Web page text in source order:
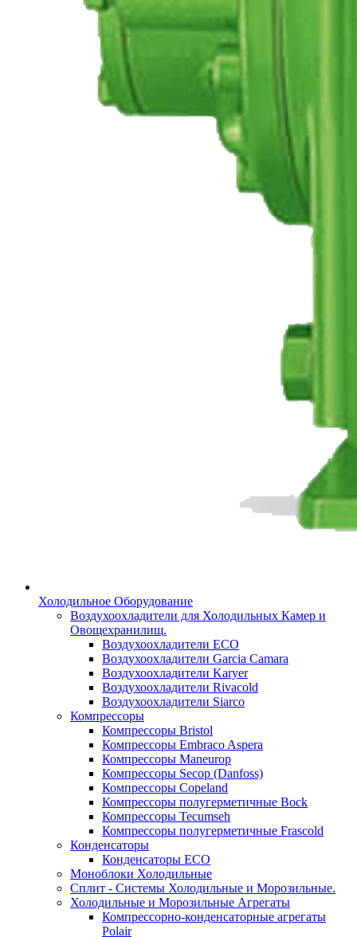
Холодильное Оборудование
Воздухоохладители для Холодильных Камер и
Овощехранилищ.
Воздухоохладители ECO
Воздухоохладители Garcia Camara
Воздухоохладители Karyer
Воздухоохладители Rivacold
Воздухоохладители Siarco
Компрессоры
Компрессоры Bristol
Компрессоры Embraco Aspera
Компрессоры Maneurop
Компрессоры Secop (Danfoss)
Компрессоры Copeland
Компрессоры полугерметичные Bock
Компрессоры Tecumseh
Компрессоры полугерметичные Frascold
Конденсаторы
Конденсаторы ECO
Моноблоки Холодильные
Сплит - Системы Холодильные и Морозильные.
Холодильные и Морозильные Агрегаты
Компрессорно-конденсаторные агрегаты
Polair